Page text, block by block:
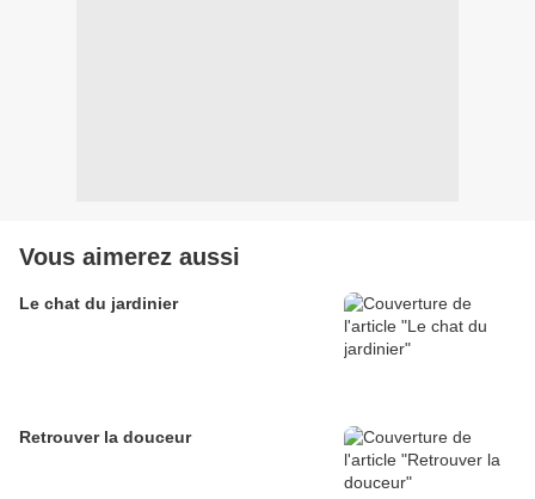
Vous aimerez aussi
Le chat du jardinier
Retrouver la douceur